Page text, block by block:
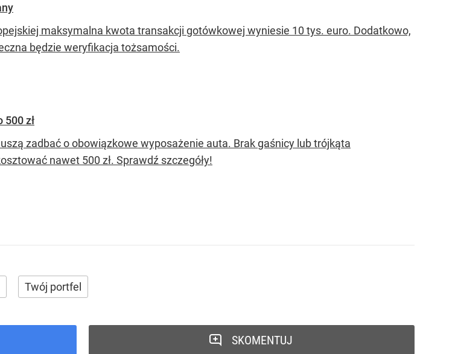
maksymalna kwota transakcji gotówkowej wyniesie 10 tys. euro. Dodatkowo,
będzie weryfikacja tożsamości.
500 zł
zadbać o obowiązkowe wyposażenie auta. Brak gaśnicy lub trójkąta
nawet 500 zł. Sprawdź szczegóły!
Twój portfel
SKOMENTUJ